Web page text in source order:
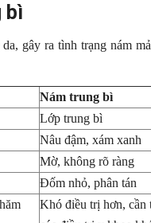
bì
gây ra tình trạng nám
Nám trung bì
Lớp trung bì
Nâu đậm, xám xanh
Mờ, không rõ ràng
Đốm nhỏ, phân tán
Khó điều trị hơn, cần